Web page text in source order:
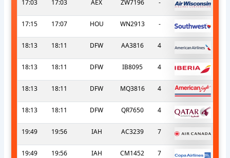
17:03
17:03 AEX ZW7196 -
17:15 17:07 HOU WN2913 -
18:13 18:11 DFW AA3816 4
18:13 18:11 DFW IB8095 4
18:13 18:11 DFW MQ3816 4
18:13 18:11 DFW QR7650 4
19:49 19:56 IAH AC3239 7
19:49 19:56 IAH CM1452 7